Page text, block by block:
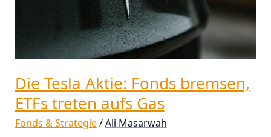
Die Tesla Aktie: Fonds bremsen,
ETFs treten aufs Gas
Fonds & Strategie/Ali Masarwah